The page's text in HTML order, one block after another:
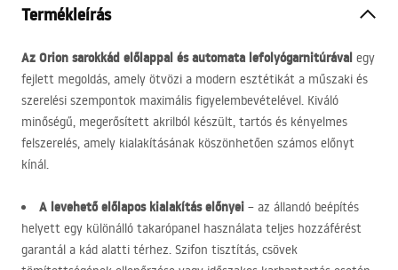
Termékleírás
Az Orion sarokkád előlappal és automata lefolyógarnitúrával egy
fejlett megoldás, amely ötvözi a modern esztétikát a műszaki és
szerelési szempontok maximális figyelembevételével. Kiváló
minőségű, megerősített akrilból készült, tartós és kényelmes
felszerelés, amely kialakításának köszönhetően számos előnyt
kínál.
A levehető előlapos kialakítás előnyei – az állandó beépítés
helyett egy különálló takarópanel használata teljes hozzáférést
garantál a kád alatti térhez. Szifon tisztítás, csövek